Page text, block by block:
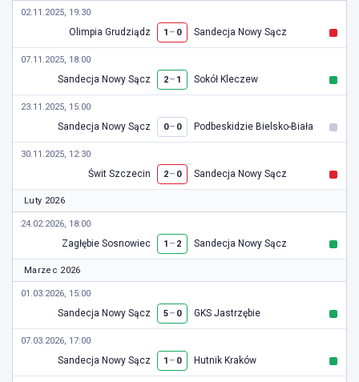
02.11.2025, 19:30
Olimpia Grudziądz 1 – 0 Sandecja Nowy Sącz
07.11.2025, 18:00
Sandecja Nowy Sącz 2– 1 Sokół Kleczew
23.11.2025, 15:00
Sandecja Nowy Sącz 0– 0 Podbeskidzie Bielsko-Biała
30.11.2025, 12:30
Świt Szczecin 2– 0 Sandecja Nowy Sącz
Luty 2026
24.02.2026, 18:00
Zagłębie Sosnowiec 1 – 2 Sandecja Nowy Sącz
Marzec 2026
01.03.2026, 15:00
Sandecja Nowy Sącz 5– 0 GKS Jastrzębie
07.03.2026, 17:00
Sandecja Nowy Sącz 1 – 0 Hutnik Kraków